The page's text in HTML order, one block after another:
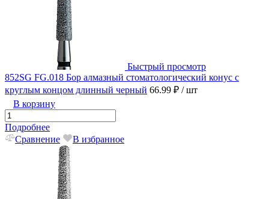
Быстрый просмотр
852SG FG.018 Бор алмазный стоматологический конус с
круглым концом длинный черный 66.99 ₽ / шт
В корзину
Подробнее
Сравнение
В избранное